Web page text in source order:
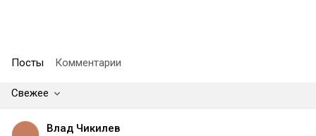
Посты Комментарии
Свежее
Влад Чикилев